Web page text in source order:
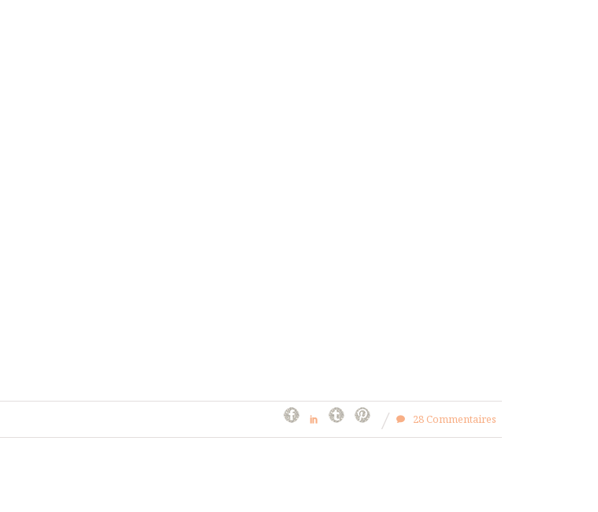
28 Commentaires